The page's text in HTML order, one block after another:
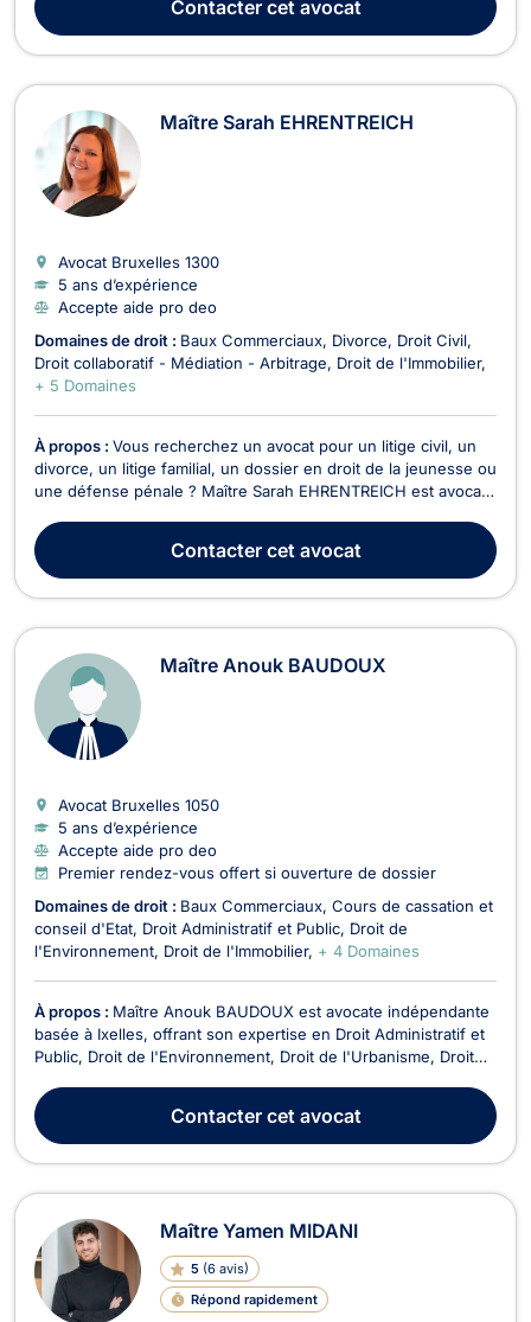
centrée sur les situations qui exigent à la fo...
Contactercet avocat
Maître Sarah EHRENTREICH
Avocat Bruxelles 1300
5 ans d’expérience
Accepte aide pro deo
Domaines de droit : Baux Commerciaux Divorce
Droit Civil
Droit collaboratif - Médiation - Arbitrage
Droit de l'Immobilier
+ 5 Domaines
À propos : Vous recherchez un avocat pour un litige civil, un
divorce, un litige familial, un dossier en droit de la jeunesse ou
une défense pénale ? Maître Sarah EHRENTREICH est avocate
assiste également devant les juridictions d'autres
arrondissements judiciaires. Elle se dist...
Contactercet avocat
Maître Anouk BAUDOUX
Avocat Bruxelles 1050
5 ans d’expérience
Accepte aide pro deo
Premier rendez-vous offert si ouverture de dossier
Domaines de droit : Baux Commerciaux Cours de cassation et
conseil d'Etat Droit Administratif et Public Droit de
l'Environnement Droit de l'Immobilier + 4 Domaines
À propos : Maître Anouk BAUDOUX est avocate indépendante
basée à Ixelles, offrant son expertise en Droit Administratif et
Public, Droit de l'Environnement, Droit de l'Urbanisme, Droit
fiable et professionnelle, Maître BAUDOUX s'engage à fournir
des conseils juridiques de qualit...
Contactercet avocat
Maître Yamen MIDANI
5 (6 avis)
Répond rapidement